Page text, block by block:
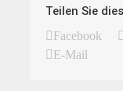
Teilen Sie
Facebook
E-Mail